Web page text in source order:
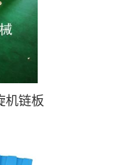
机链板